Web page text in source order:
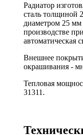
Радиатор
сталь толщиной
диаметром 25
производстве
автоматическая
Внешнее
окрашивания -
Тепловая
31311.